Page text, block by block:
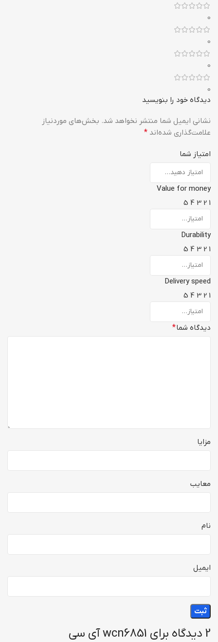
0
0
0
0
2 دیدگاه برای wcn6851 آی سی
دیدگاه خود را بنویسید
نشانی ایمیل شما منتشر نخواهد شد. بخش‌های موردنیاز
علامت‌گذاری شده‌اند *
امتیاز شما
Value for money
1
2
3
4
5
Durability
1
2
3
4
5
Delivery speed
1
2
3
4
5
دیدگاه شما*
مزایا
معایب
نام
ایمیل